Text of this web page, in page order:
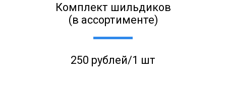
Комплект шильдиков
(в ассортименте)
250 рублей/1 шт